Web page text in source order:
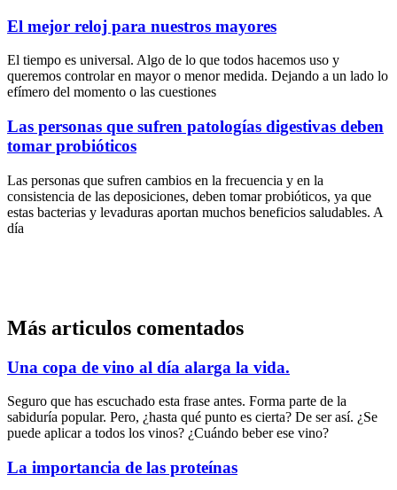
El mejor reloj para nuestros mayores
El tiempo es universal. Algo de lo que todos hacemos uso y
queremos controlar en mayor o menor medida. Dejando a un lado lo
efímero del momento o las cuestiones
Las personas que sufren patologías digestivas deben
tomar probióticos
Las personas que sufren cambios en la frecuencia y en la
consistencia de las deposiciones, deben tomar probióticos, ya que
estas bacterias y levaduras aportan muchos beneficios saludables. A
día
Más articulos comentados
Una copa de vino al día alarga la vida.
Seguro que has escuchado esta frase antes. Forma parte de la
sabiduría popular. Pero, ¿hasta qué punto es cierta? De ser así. ¿Se
puede aplicar a todos los vinos? ¿Cuándo beber ese vino?
La importancia de las proteínas